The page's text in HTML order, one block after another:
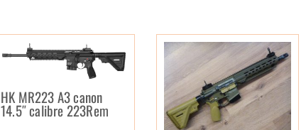
HK MR223 A3 canon
14.5″ calibre 223Rem